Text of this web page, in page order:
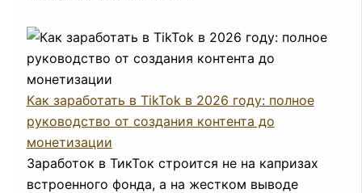
Как заработать в TikTok в 2026 году: полное
руководство от создания контента до
монетизации
Заработок в ТикТок строится не на капризах
встроенного фонда, а на жестком выводе